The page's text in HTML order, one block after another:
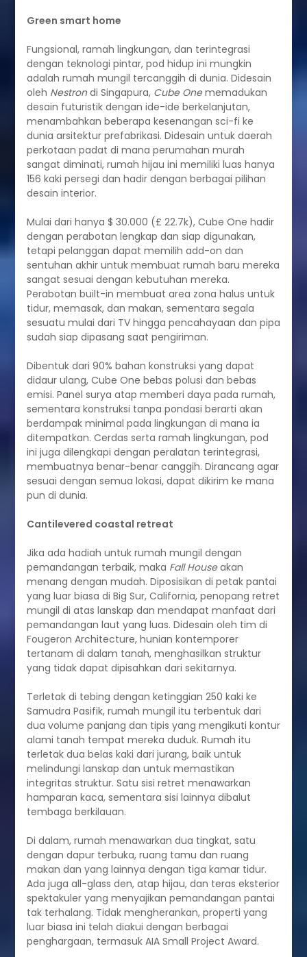
Green smart home
Fungsional, ramah lingkungan, dan terintegrasi
dengan teknologi pintar, pod hidup ini mungkin
adalah rumah mungil tercanggih di dunia. Didesain
oleh Nestrondi Singapura, Cube Onememadukan
desain futuristik dengan ide-ide berkelanjutan,
menambahkan beberapa kesenangan sci-fi ke
dunia arsitektur prefabrikasi. Didesain untuk daerah
perkotaan padat di mana perumahan murah
sangat diminati, rumah hijau ini memiliki luas hanya
156 kaki persegi dan hadir dengan berbagai pilihan
desain interior.
Mulai dari hanya $ 30.000 (£ 22.7k), Cube One hadir
dengan perabotan lengkap dan siap digunakan,
tetapi pelanggan dapat memilih add-on dan
sentuhan akhir untuk membuat rumah baru mereka
sangat sesuai dengan kebutuhan mereka.
Perabotan built-in membuat area zona halus untuk
tidur, memasak, dan makan, sementara segala
sesuatu mulai dari TV hingga pencahayaan dan pipa
sudah siap dipasang saat pengiriman.
Dibentuk dari 90% bahan konstruksi yang dapat
didaur ulang, Cube One bebas polusi dan bebas
emisi. Panel surya atap memberi daya pada rumah,
sementara konstruksi tanpa pondasi berarti akan
berdampak minimal pada lingkungan di mana ia
ditempatkan. Cerdas serta ramah lingkungan, pod
ini juga dilengkapi dengan peralatan terintegrasi,
membuatnya benar-benar canggih. Dirancang agar
sesuai dengan semua lokasi, dapat dikirim ke mana
pun di dunia.
Cantilevered coastal retreat
Jika ada hadiah untuk rumah mungil dengan
pemandangan terbaik, maka Fall Houseakan
menang dengan mudah. Diposisikan di petak pantai
yang luar biasa di Big Sur, California, penopang retret
mungil di atas lanskap dan mendapat manfaat dari
pemandangan laut yang luas. Didesain oleh tim di
Fougeron Architecture, hunian kontemporer
tertanam di dalam tanah, menghasilkan struktur
yang tidak dapat dipisahkan dari sekitarnya.
Terletak di tebing dengan ketinggian 250 kaki ke
Samudra Pasifik, rumah mungil itu terbentuk dari
dua volume panjang dan tipis yang mengikuti kontur
alami tanah tempat mereka duduk. Rumah itu
terletak dua belas kaki dari jurang, baik untuk
melindungi lanskap dan untuk memastikan
integritas struktur. Satu sisi retret menawarkan
hamparan kaca, sementara sisi lainnya dibalut
tembaga berkilauan.
Di dalam, rumah menawarkan dua tingkat, satu
dengan dapur terbuka, ruang tamu dan ruang
makan dan yang lainnya dengan tiga kamar tidur.
Ada juga all-glass den, atap hijau, dan teras eksterior
spektakuler yang menyajikan pemandangan pantai
tak terhalang. Tidak mengherankan, properti yang
luar biasa ini telah diakui dengan berbagai
penghargaan, termasuk AIA Small Project Award.